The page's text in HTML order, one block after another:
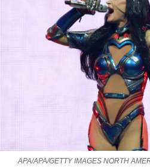
APA/APA/GETTY IMAGES NORTH